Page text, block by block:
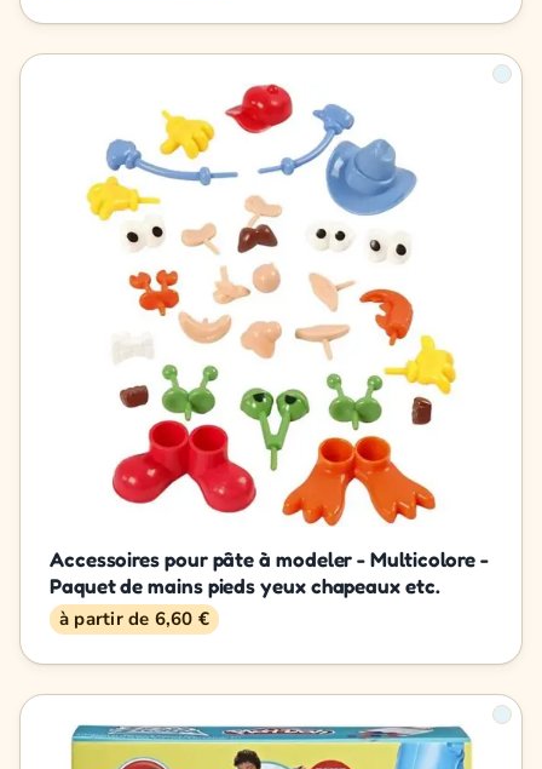
Accessoires pour pâte à modeler - Multicolore -
Paquet de mains pieds yeux chapeaux etc.
à partir de 6,60 €